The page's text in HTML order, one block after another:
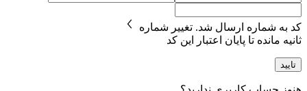
کد به شماره ارسال شد. تغییر شماره
ثانیه مانده تا پایان اعتبار این کد
تایید